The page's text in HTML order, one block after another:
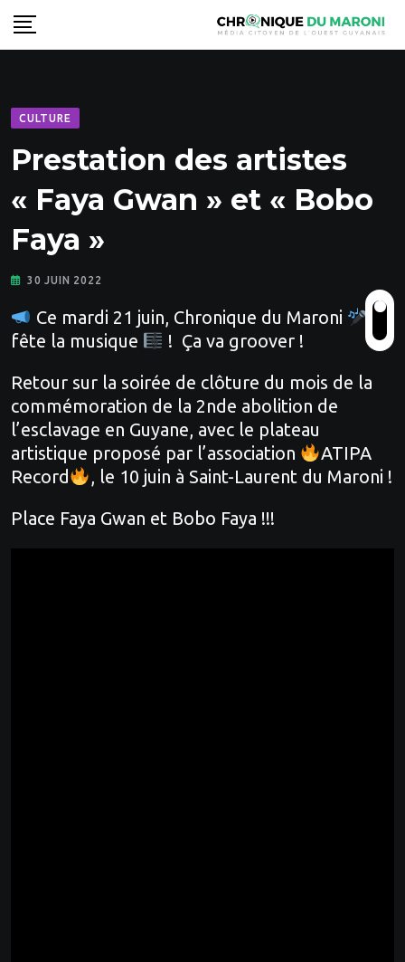
Skip
to
CULTURE
Prestation des artistes
« Faya Gwan » et « Bobo
Faya »
30 JUIN 2022
Ce mardi 21 juin, Chronique du Maroni
fête la musique
! Ça va groover !
Retour sur la soirée de clôture du mois de la
commémoration de la 2nde abolition de
l’esclavage en Guyane, avec le plateau
artistique proposé par l’association
ATIPA
Record
, le 10 juin à Saint-Laurent du Maroni !
Place Faya Gwan et Bobo Faya !!!